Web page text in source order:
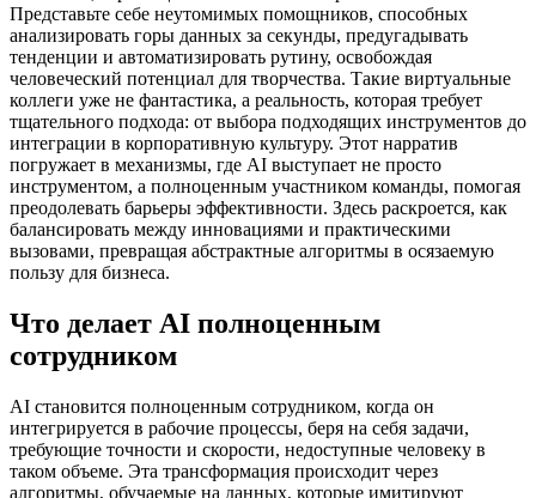
Представьте себе неутомимых помощников, способных
анализировать горы данных за секунды, предугадывать
тенденции и автоматизировать рутину, освобождая
человеческий потенциал для творчества. Такие виртуальные
коллеги уже не фантастика, а реальность, которая требует
тщательного подхода: от выбора подходящих инструментов до
интеграции в корпоративную культуру. Этот нарратив
погружает в механизмы, где AI выступает не просто
инструментом, а полноценным участником команды, помогая
преодолевать барьеры эффективности. Здесь раскроется, как
балансировать между инновациями и практическими
вызовами, превращая абстрактные алгоритмы в осязаемую
пользу для бизнеса.
Что делает AI полноценным
сотрудником
AI становится полноценным сотрудником, когда он
интегрируется в рабочие процессы, беря на себя задачи,
требующие точности и скорости, недоступные человеку в
таком объеме. Эта трансформация происходит через
алгоритмы, обучаемые на данных, которые имитируют